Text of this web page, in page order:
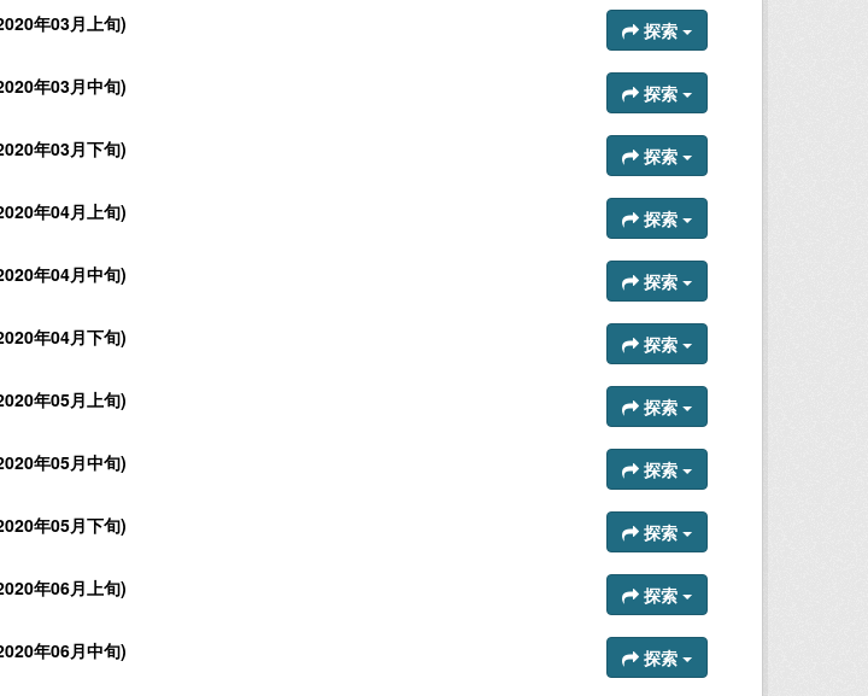
年03月上旬) 探索
年03月中旬) 探索
年03月下旬) 探索
年04月上旬) 探索
年04月中旬) 探索
年04月下旬) 探索
年05月上旬) 探索
年05月中旬) 探索
年05月下旬) 探索
年06月上旬) 探索
年06月中旬) 探索